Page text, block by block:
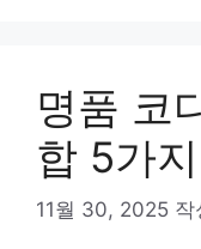
명품 코
합 5가
11월 30, 2025 작